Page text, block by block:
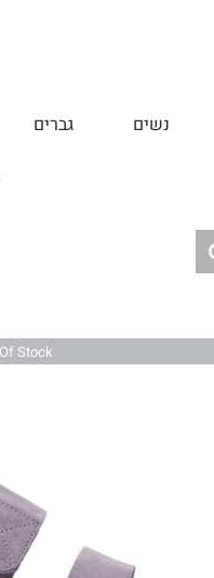
נשים גברים
Stock